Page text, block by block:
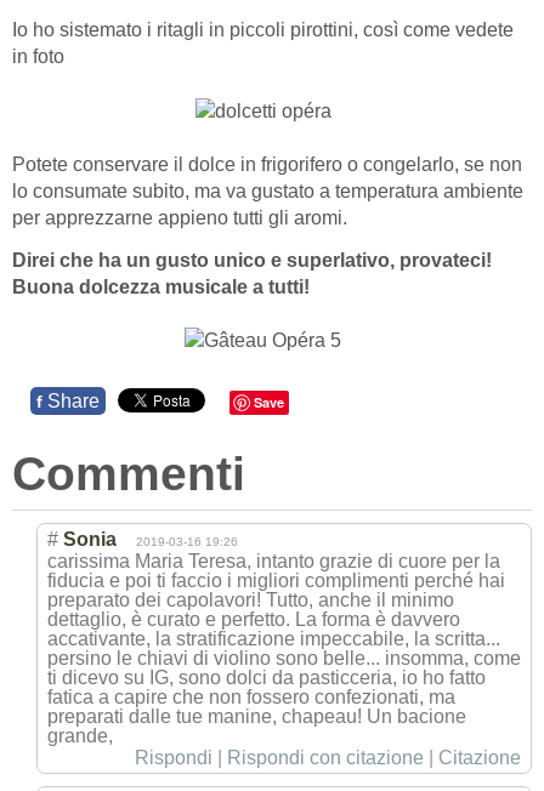
Io ho sistemato i ritagli in piccoli pirottini, così come vedete
in foto
Potete conservare il dolce in frigorifero o congelarlo, se non
lo consumate subito, ma va gustato a temperatura ambiente
per apprezzarne appieno tutti gli aromi.
Direi che ha un gusto unico e superlativo, provateci!
Buona dolcezza musicale a tutti!
f Share Save
Commenti
# Sonia 2019-03-16 19:26
carissima Maria Teresa, intanto grazie di cuore per la
fiducia e poi ti faccio i migliori complimenti perché hai
preparato dei capolavori! Tutto, anche il minimo
dettaglio, è curato e perfetto. La forma è davvero
accativante, la stratificazione impeccabile, la scritta...
persino le chiavi di violino sono belle... insomma, come
ti dicevo su IG, sono dolci da pasticceria, io ho fatto
fatica a capire che non fossero confezionati, ma
preparati dalle tue manine, chapeau! Un bacione
grande,
Rispondi
Rispondi con citazione Citazione